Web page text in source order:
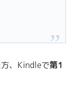
方、Kindleで第1